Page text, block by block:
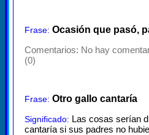
Frase: Ocasión que pasó,
Comentarios: No hay
(0)
Frase: Otro gallo cantaría
Significado: Las cosas serían
cantaría si sus padres no